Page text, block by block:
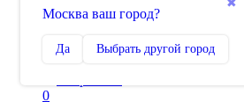
✖
Москва ваш город?
Да Выбрать другой город
Сравнение
0